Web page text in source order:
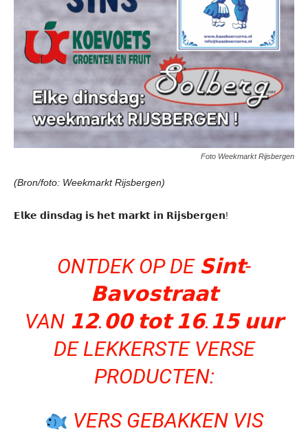
Foto Weekmarkt Rijsbergen
(Bron/foto: Weekmarkt Rijsbergen)
𝗘𝗹𝗸𝗲 𝗱𝗶𝗻𝘀𝗱𝗮𝗴 𝗶𝘀 𝗵𝗲𝘁 𝗺𝗮𝗿𝗸𝘁 𝗶𝗻 𝗥𝗶𝗷𝘀𝗯𝗲𝗿𝗴𝗲𝗻!
ONTDEK OP DE 𝗦𝗶𝗻𝘁-
𝗕𝗮𝘃𝗼𝘀𝘁𝗿𝗮𝗮𝘁
VAN 𝟭𝟮.𝟬𝟬 𝘁𝗼𝘁 𝟭𝟲.𝟭𝟱 𝘂𝘂𝗿
DE LEKKERSTE VERSE
PRODUCTEN:
VERS GEBAKKEN VIS